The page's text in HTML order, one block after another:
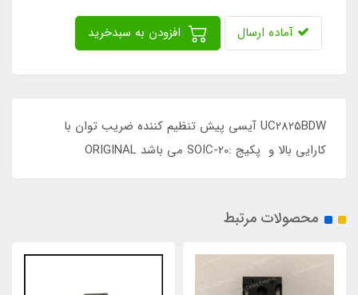
آماده ارسال
UC2825BDW آیسی پیش تنظیم کننده ضریب توان با
کارایی بالا و پکیج :SOIC-20 می باشد ORIGINAL
محصولات مرتبط